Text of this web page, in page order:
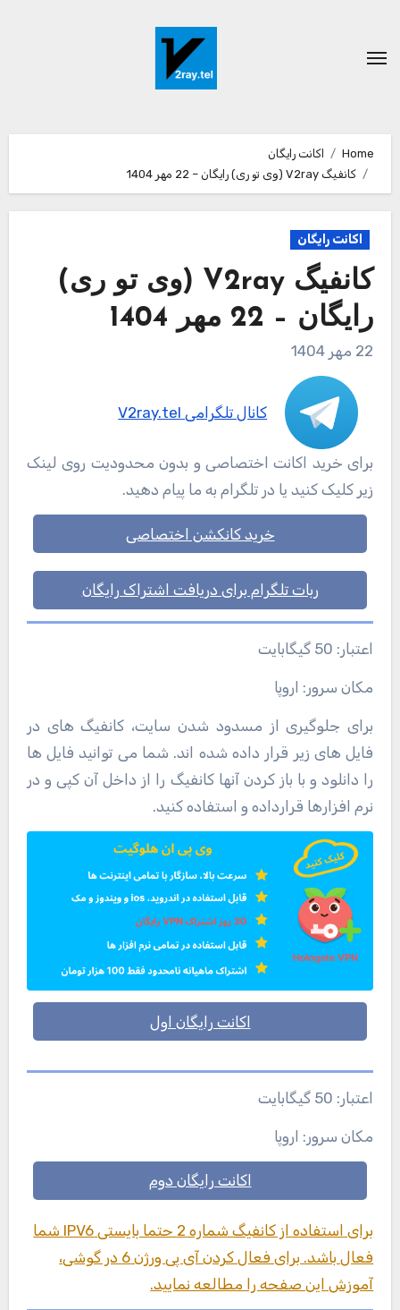
content
Home
اکانت رایگان
کانفیگ V2ray (وی تو ری) رایگان – 22 مهر 1404
اکانت رایگان
کانفیگ V2ray (وی تو ری)
رایگان – 22 مهر 1404
22 مهر 1404
کانال تلگرامی V2ray.tel
برای خرید اکانت اختصاصی و بدون محدودیت روی لینک
زیر کلیک کنید یا در تلگرام به ما پیام دهید.
خرید کانکشن اختصاصی
ربات تلگرام برای دریافت اشتراک رایگان
اعتبار: 50 گیگابایت
مکان سرور: اروپا
برای جلوگیری از مسدود شدن سایت، کانفیگ های در
فایل های زیر قرار داده شده اند. شما می توانید فایل ها
را دانلود و با باز کردن آنها کانفیگ را از داخل آن کپی و در
نرم افزارها قرارداده و استفاده کنید.
اکانت رایگان اول
اعتبار: 50 گیگابایت
مکان سرور: اروپا
اکانت رایگان دوم
برای استفاده از کانفیگ شماره 2 حتما بایستی IPV6 شما
فعال باشد. برای فعال کردن آی پی ورژن 6 در گوشی،
آموزش این صفحه را مطالعه نمایید.